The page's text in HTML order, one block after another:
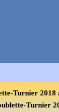
Turnier 2018
Turnier